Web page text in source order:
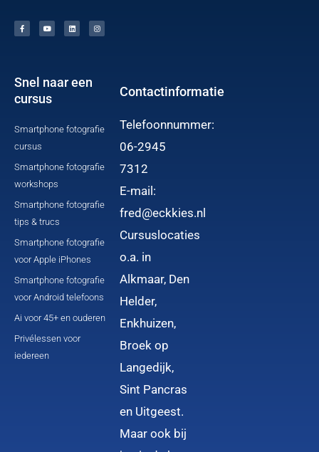
c
e
b
u
t
u
n
k
e
s
t
a
Snel naar een
cursus
Smartphone fotografie
cursus
Smartphone fotografie
workshops
Smartphone fotografie
tips & trucs
Smartphone fotografie
voor Apple iPhones
Smartphone fotografie
voor Android telefoons
Ai voor 45+ en ouderen
Privélessen voor
iedereen
Contactinformatie
Telefoonnummer:
06-2945
7312
E-mail:
fred@eckkies.nl
Cursuslocaties
o.a. in
Alkmaar, Den
Helder,
Enkhuizen,
Broek op
Langedijk,
Sint Pancras
en Uitgeest.
Maar ook bij